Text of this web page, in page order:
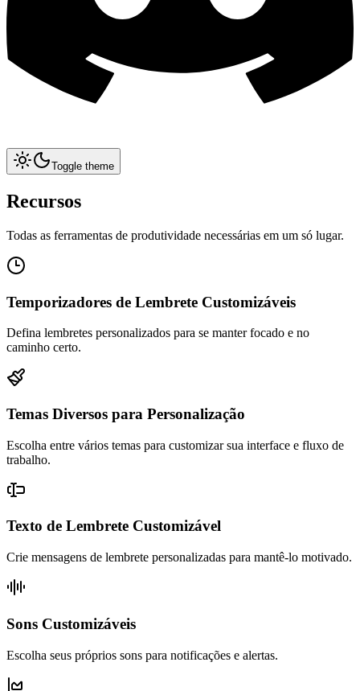
Toggle theme
Recursos
Todas as ferramentas de produtividade necessárias em um só lugar.
Temporizadores de Lembrete Customizáveis
Defina lembretes personalizados para se manter focado e no
caminho certo.
Temas Diversos para Personalização
Escolha entre vários temas para customizar sua interface e fluxo de
trabalho.
Texto de Lembrete Customizável
Crie mensagens de lembrete personalizadas para mantê-lo motivado.
Sons Customizáveis
Escolha seus próprios sons para notificações e alertas.